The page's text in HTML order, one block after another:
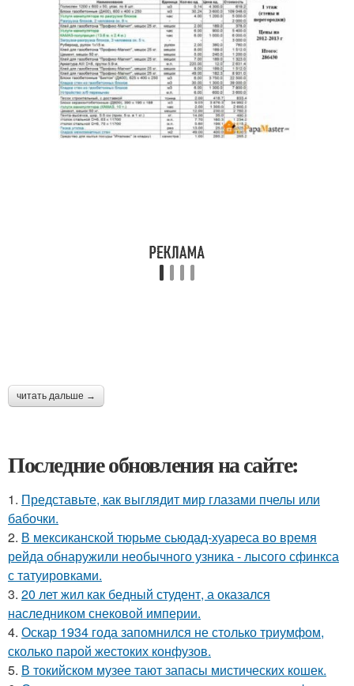
читать дальше →
Последние обновления на сайте:
1. Представьте, как выглядит мир глазами пчелы или
бабочки.
2. В мексиканской тюрьме сьюдад-хуареса во время
рейда обнаружили необычного узника - лысого сфинкса
с татуировками.
3. 20 лет жил как бедный студент, а оказался
наследником снековой империи.
4. Оскар 1934 года запомнился не столько триумфом,
сколько парой жестоких конфузов.
5. В токийском музее тают запасы мистических кошек.